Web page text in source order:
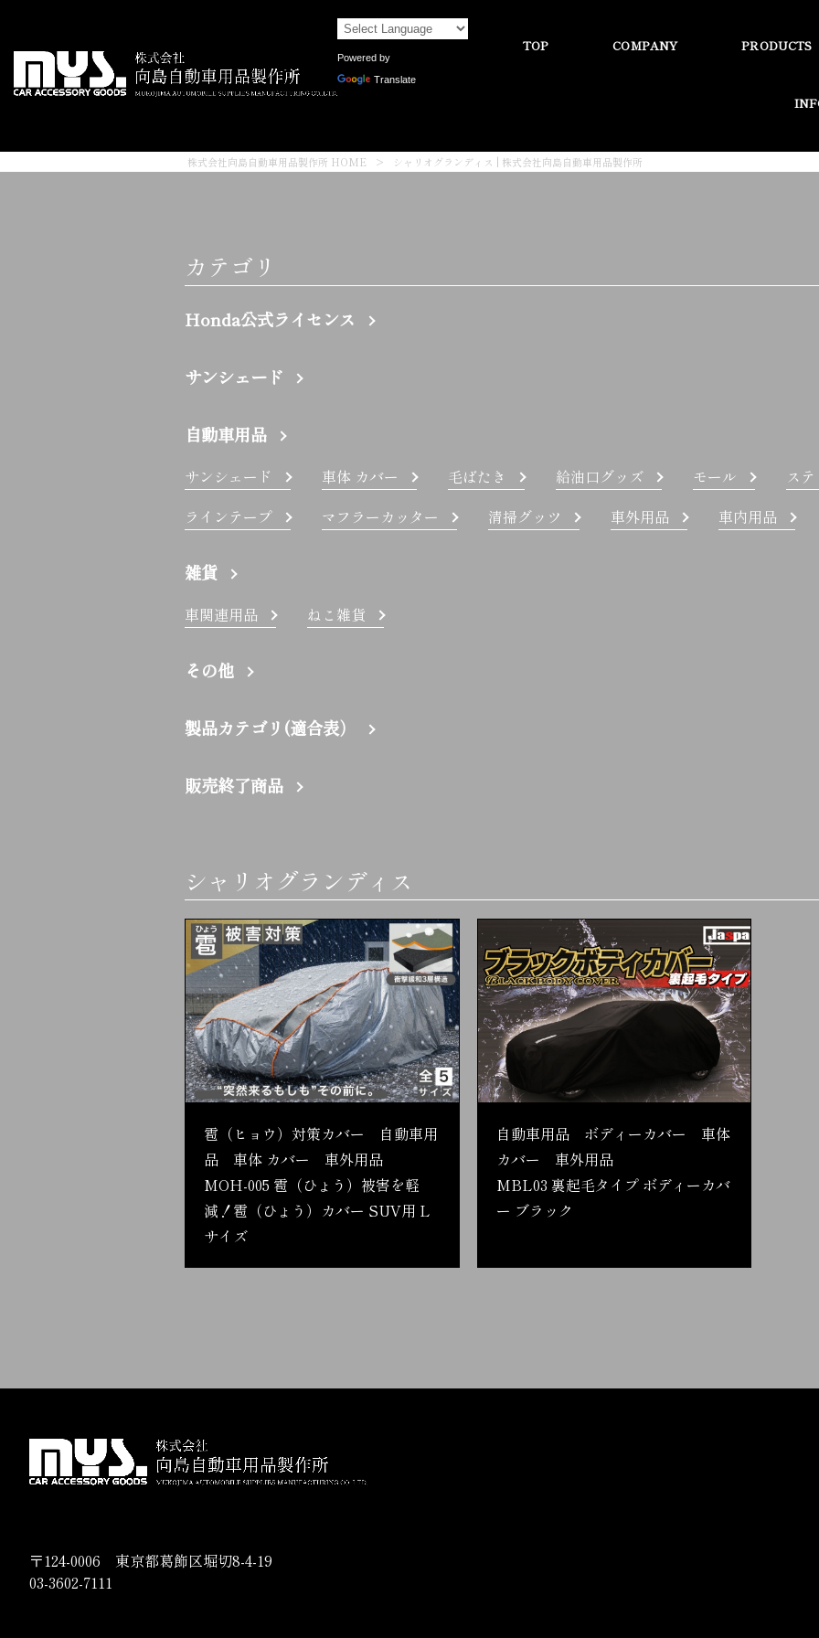
Powered by
Translate
TOP COMPANY PRODUCTS
株式会社向島自動車用品製作所 HOME > シャリオグランディス | 株式会社向島自動車用品製作所
カテゴリ
Honda公式ライセンス
サンシェード
自動車用品
サンシェード 車体 カバー 毛ばたき 給油口グッズ モール
ス
ラインテープ
マフラーカッター 清掃グッツ 車外用品 車内用品
雑貨
車関連用品 ねこ雑貨
その他
製品カテゴリ(適合表）
販売終了商品
シャリオグランディス
雹（ヒョウ）対策カバー 自動車用
品 車体 カバー 車外用品
MOH-005 雹（ひょう）被害を軽
減！雹（ひょう）カバー SUV用 L
サイズ
自動車用品 ボディーカバー 車体
カバー 車外用品
MBL03 裏起毛タイプ ボディーカバ
ー ブラック
〒124-0006 東京都葛飾区堀切8-4-19
03-3602-7111